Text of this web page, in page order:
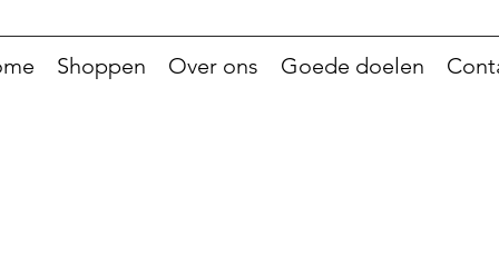
Shoppen Over ons Goede doelen